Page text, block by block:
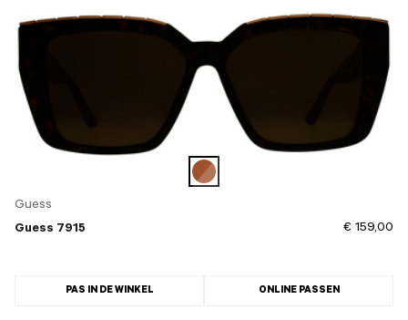
Guess
Guess 7915
€ 159,00
PAS IN DE WINKEL ONLINE PASSEN